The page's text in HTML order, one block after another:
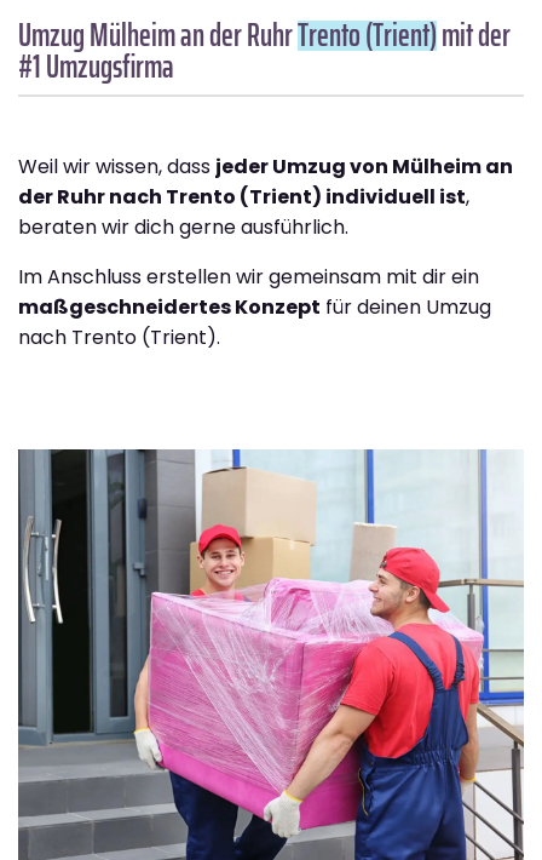
Umzug Mülheim an der RuhrTrento (Trient)mit der
#1 Umzugsfirma
Weil wir wissen, dass jeder Umzug von Mülheim an
der Ruhr nach Trento (Trient) individuell ist,
beraten wir dich gerne ausführlich.
Im Anschluss erstellen wir gemeinsam mit dir ein
maßgeschneidertes Konzept für deinen Umzug
nach Trento (Trient).